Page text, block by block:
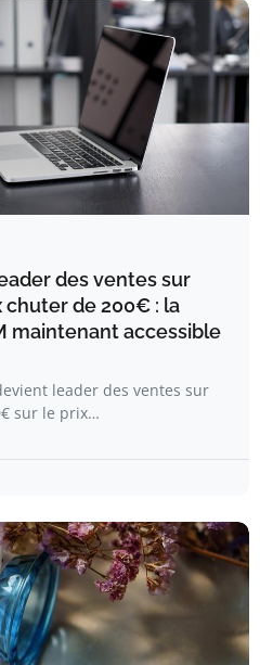
des ventes sur
chuter de 200€ : la
maintenant accessible
leader des ventes sur
sur le prix…